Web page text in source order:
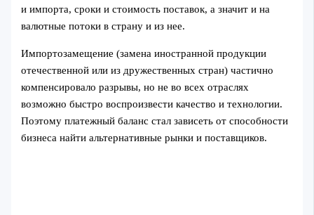
и импорта, сроки и стоимость поставок, а значит и на
валютные потоки в страну и из нее.
Импортозамещение (замена иностранной продукции
отечественной или из дружественных стран) частично
компенсировало разрывы, но не во всех отраслях
возможно быстро воспроизвести качество и технологии.
Поэтому платежный баланс стал зависеть от способности
бизнеса найти альтернативные рынки и поставщиков.